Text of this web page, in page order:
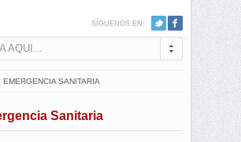
SÍGUENOS EN:
AQUI...
EMERGENCIA SANITARIA
Sanitaria